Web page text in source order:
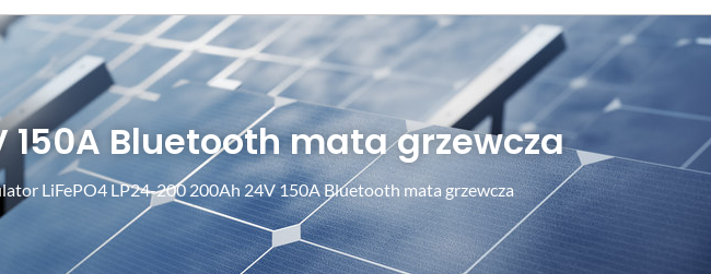
150A Bluetooth mata grzewcza
LiFePO4 LP24-200 200Ah 24V 150A Bluetooth mata grzewcza